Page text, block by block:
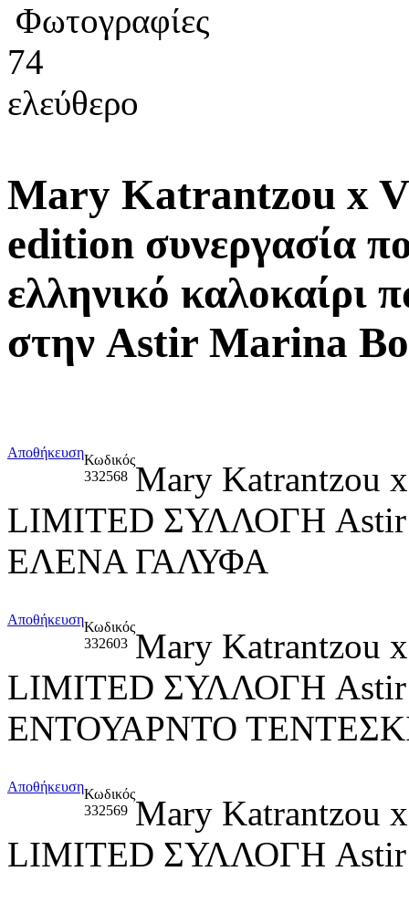
Φωτογραφίες
74
ελεύθερο
Mary Katrantzou x
edition συνεργασία
ελληνικό καλοκαίρι
στην Astir Marina
ΑποθήκευσηΚωδικός
332568 Mary
LIMITED ΣΥΛΛΟΓΗ
ΕΛΕΝΑ ΓΑΛΥΦΑ
ΑποθήκευσηΚωδικός
332603 Mary
LIMITED ΣΥΛΛΟΓΗ
ΕΝΤΟΥΑΡΝΤΟ
ΑποθήκευσηΚωδικός
332569 Mary
LIMITED ΣΥΛΛΟΓΗ